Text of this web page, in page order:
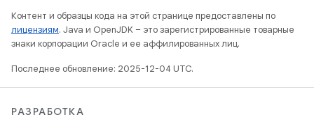
Контент и образцы кода на этой странице предоставлены по
лицензиям. Java и OpenJDK – это зарегистрированные товарные
знаки корпорации Oracle и ее аффилированных лиц.
Последнее обновление: 2025-12-04 UTC.
РАЗРАБОТКА